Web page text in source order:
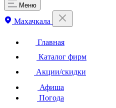
Меню
Махачкала
Главная
Каталог фирм
Акции/скидки
Афиша
Погода